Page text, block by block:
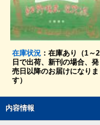
在庫状況：在庫あり（1～2
日で出荷、新刊の場合、発
売日以降のお届けになりま
す）
内容情報